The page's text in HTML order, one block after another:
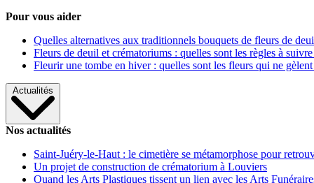
Pour vous aider
Quelles alternatives aux traditionnels bouquets de fleurs de
Fleurs de deuil et crématoriums : quelles sont les règles à
Fleurir une tombe en hiver : quelles sont les fleurs qui ne gèlent
Actualités
Nos actualités
Saint-Juéry-le-Haut : le cimetière se métamorphose pour
Un projet de construction de crématorium à Louviers
Quand les Arts Plastiques tissent un lien avec les Arts